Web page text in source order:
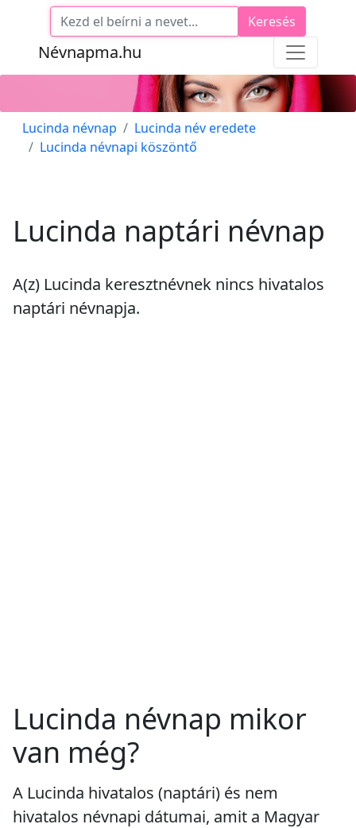
Névnapma.hu
Keresés
Lucinda névnap
Lucinda név eredete
Lucinda névnapi köszöntő
Lucinda naptári névnap
A(z) Lucinda keresztnévnek nincs hivatalos
naptári névnapja.
Lucinda névnap mikor
van még?
A Lucinda hivatalos (naptári) és nem
hivatalos névnapi dátumai, amit a Magyar